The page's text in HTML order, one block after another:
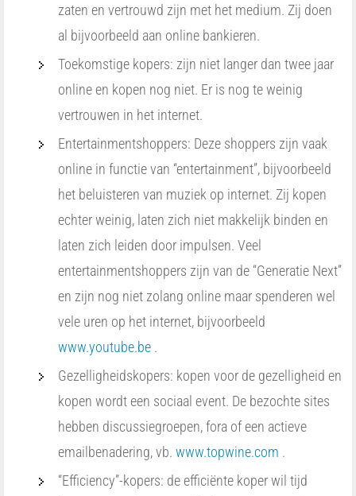
zaten en vertrouwd zijn met het medium. Zij doen
al bijvoorbeeld aan online bankieren.
Toekomstige kopers: zijn niet langer dan twee jaar
online en kopen nog niet. Er is nog te weinig
vertrouwen in het internet.
Entertainmentshoppers: Deze shoppers zijn vaak
online in functie van “entertainment”, bijvoorbeeld
het beluisteren van muziek op internet. Zij kopen
echter weinig, laten zich niet makkelijk binden en
laten zich leiden door impulsen. Veel
entertainmentshoppers zijn van de “Generatie Next”
en zijn nog niet zolang online maar spenderen wel
vele uren op het internet, bijvoorbeeld
www.youtube.be .
Gezelligheidskopers: kopen voor de gezelligheid en
kopen wordt een sociaal event. De bezochte sites
hebben discussiegroepen, fora of een actieve
emailbenadering, vb. www.topwine.com .
“Efficiency”-kopers: de efficiënte koper wil tijd